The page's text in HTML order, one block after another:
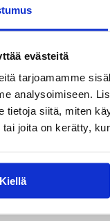
evästeitä
tarjoamamme
analysoimiseen.
tietoja siitä, miten
tai joita on kerätty,
Kiellä